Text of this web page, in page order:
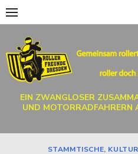
Skip
to
content
EIN ZWANGLOSER
UND MOTORRADFAHRERN
STAMMTISCHE,